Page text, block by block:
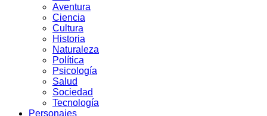
Aventura
Ciencia
Cultura
Historia
Naturaleza
Política
Psicología
Salud
Sociedad
Tecnología
Personajes